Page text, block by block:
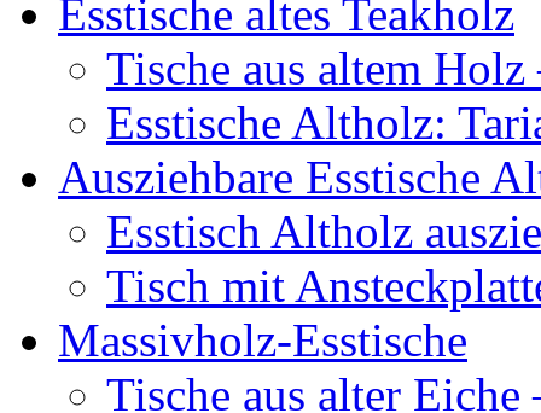
Esstische altes Teakholz
Tische aus altem
Esstische Altholz:
Ausziehbare Esstische
Esstisch Altholz
Tisch mit
Massivholz-Esstische
Tische aus alter